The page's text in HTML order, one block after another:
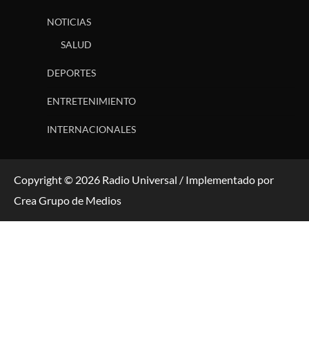
NOTICIAS
SALUD
DEPORTES
ENTRETENIMIENTO
INTERNACIONALES
Copyright © 2026 Radio Universal / Implementado por
Crea Grupo de Medios